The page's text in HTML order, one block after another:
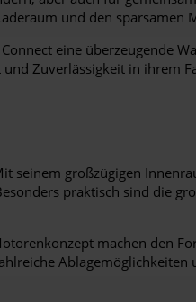
und den sparsamen
eine überzeugende
Zuverlässigkeit in ihrem
seinem großzügigen
praktisch sind die
machen den